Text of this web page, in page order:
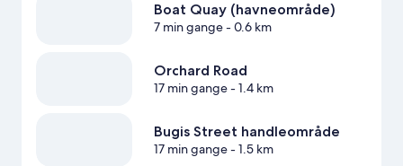
Boat Quay (havneområde)
7 min gange- 0.6 km
Orchard Road
17 min gange- 1.4 km
Bugis Street handleområde
17 min gange- 1.5 km